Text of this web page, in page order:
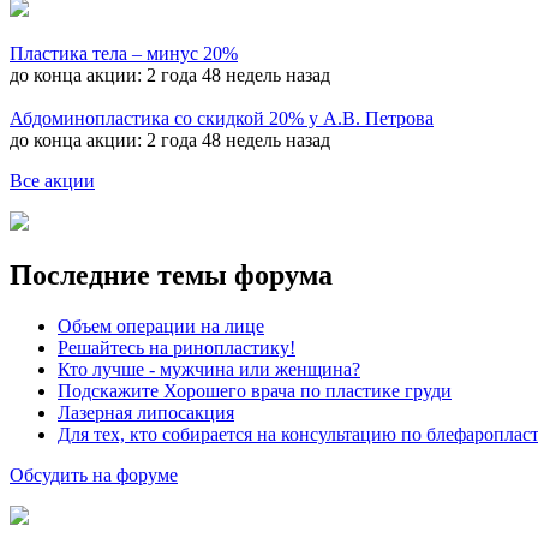
Пластика тела – минус 20%
до конца акции: 2 года 48 недель назад
Абдоминопластика со скидкой 20% у А.В. Петрова
до конца акции: 2 года 48 недель назад
Все акции
Последние темы форума
Объем операции на лице
Решайтесь на ринопластику!
Кто лучше - мужчина или женщина?
Подскажите Хорошего врача по пластике груди
Лазерная липосакция
Для тех, кто собирается на консультацию по
Обсудить на форуме